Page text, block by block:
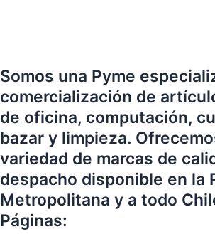
Somos una Pyme
comercialización de
de oficina, computación,
bazar y limpieza.
variedad de marcas de
despacho disponible en la
Metropolitana y a todo
Páginas: